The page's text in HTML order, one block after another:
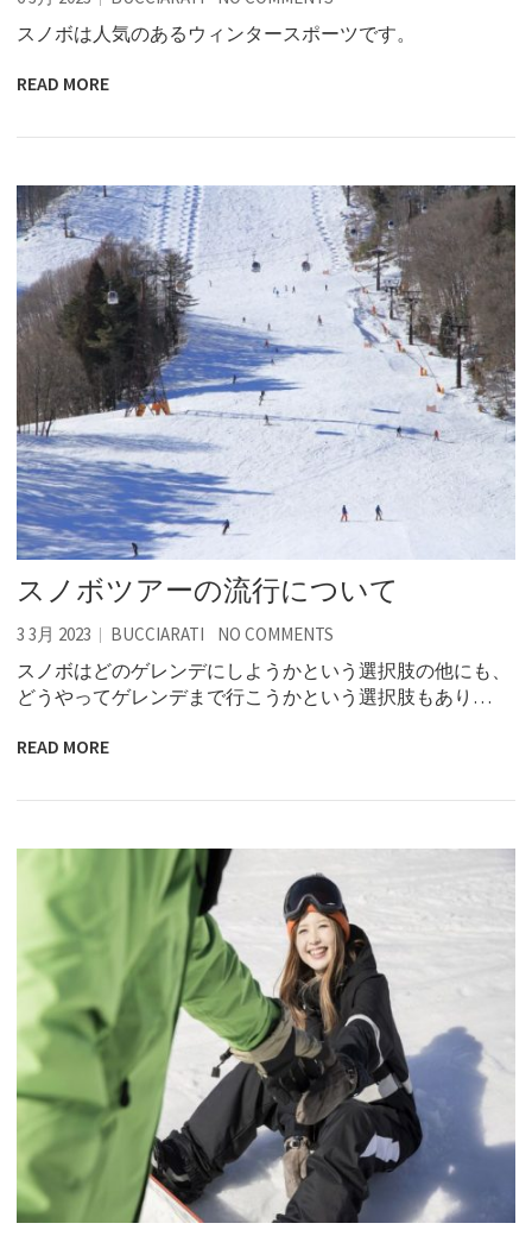
スノボは人気のあるウィンタースポーツです。
READ MORE
スノボツアーの流行について
3 3月 2023 BUCCIARATI NO COMMENTS
スノボはどのゲレンデにしようかという選択肢の他にも、
どうやってゲレンデまで行こうかという選択肢もあり…
READ MORE